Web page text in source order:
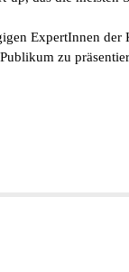
ExpertInnen
zu